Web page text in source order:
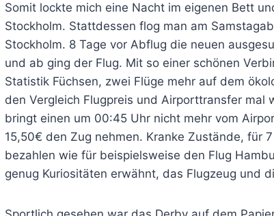
Somit lockte mich eine Nacht im eigenen Bett
Stockholm. Stattdessen flog man am
Stockholm. 8 Tage vor Abflug die neuen
und ab ging der Flug. Mit so einer schönen
Statistik Füchsen, zwei Flüge mehr auf dem
den Vergleich Flugpreis und Airporttransfer mal
bringt einen um 00:45 Uhr nicht mehr vom
15,50€ den Zug nehmen. Kranke Zustände, für
bezahlen wie für beispielsweise den Flug
genug Kuriositäten erwähnt, das Flugzeug und